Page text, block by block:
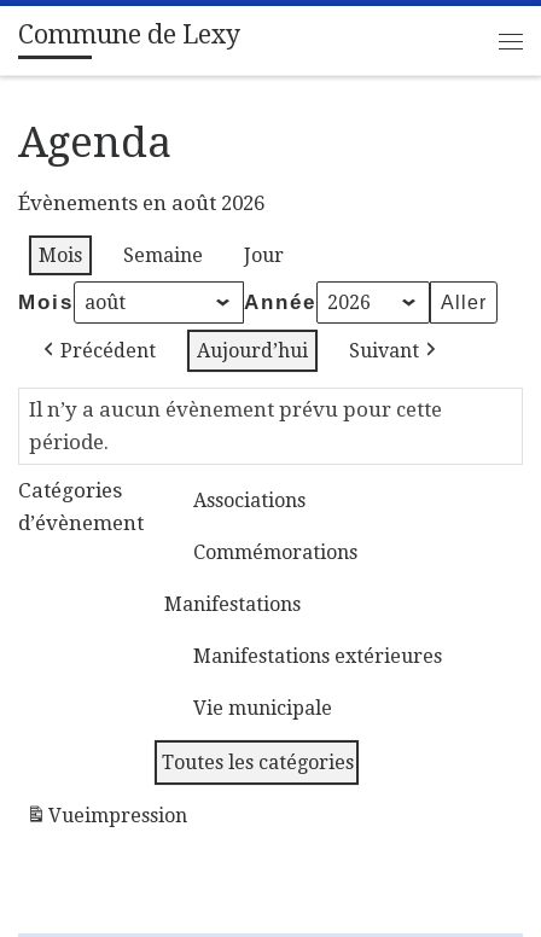
Passer au contenu
Commune de Lexy
Agenda
Évènements en août 2026
Mois Semaine Jour
Mois Année
Précédent Aujourd’hui Suivant
Il n’y a aucun évènement prévu pour cette
période.
Catégories
d’évènement
Associations
Commémorations
Manifestations
Manifestations extérieures
Vie municipale
Toutes les catégories
Vueimpression